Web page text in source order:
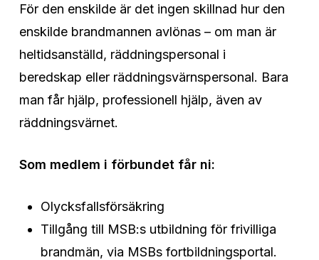
För den enskilde är det ingen skillnad hur den
enskilde brandmannen avlönas – om man är
heltidsanställd, räddningspersonal i
beredskap eller räddningsvärnspersonal. Bara
man får hjälp, professionell hjälp, även av
räddningsvärnet.
Som medlem i förbundet får ni:
Olycksfallsförsäkring
Tillgång till MSB:s utbildning för frivilliga
brandmän, via MSBs fortbildningsportal.